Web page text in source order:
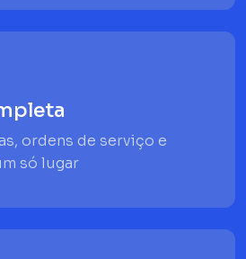
ordens de serviço e
só lugar